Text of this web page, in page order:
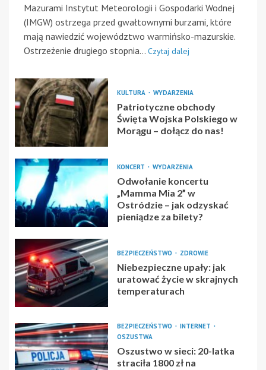
Mazurami Instytut Meteorologii i Gospodarki Wodnej
(IMGW) ostrzega przed gwałtownymi burzami, które
mają nawiedzić województwo warmińsko-mazurskie.
Ostrzeżenie drugiego stopnia... Czytaj dalej
KULTURA WYDARZENIA
Patriotyczne obchody
Święta Wojska Polskiego w
Morągu – dołącz do nas!
KONCERT WYDARZENIA
Odwołanie koncertu
„Mamma Mia 2” w
Ostródzie – jak odzyskać
pieniądze za bilety?
BEZPIECZEŃSTWO ZDROWIE
Niebezpieczne upały: jak
uratować życie w skrajnych
temperaturach
BEZPIECZEŃSTWO
INTERNET
OSZUSTWA
Oszustwo w sieci: 20-latka
straciła 1800 zł na